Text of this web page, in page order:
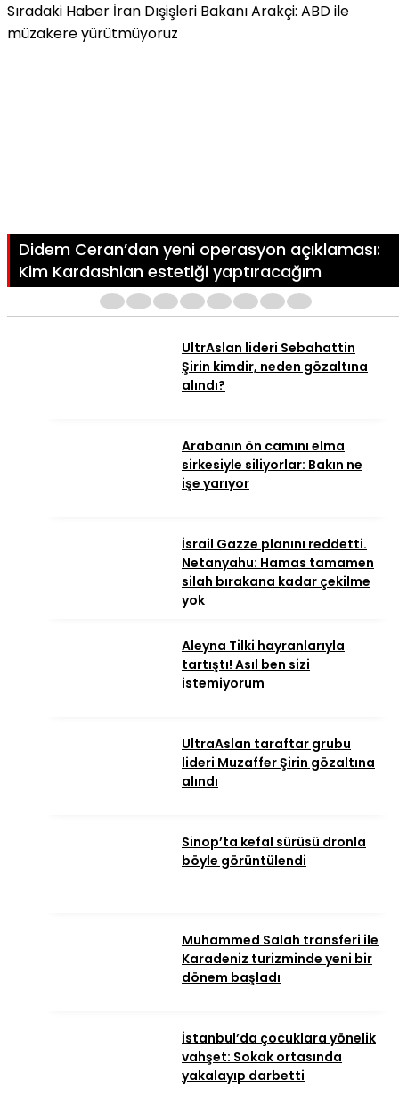
Sıradaki Haber İran Dışişleri Bakanı Arakçi: ABD ile
müzakere yürütmüyoruz
Didem Ceran’dan yeni operasyon açıklaması:
Kim Kardashian estetiği yaptıracağım
UltrAslan lideri Sebahattin
Şirin kimdir, neden gözaltına
alındı?
Arabanın ön camını elma
sirkesiyle siliyorlar: Bakın ne
işe yarıyor
İsrail Gazze planını reddetti.
Netanyahu: Hamas tamamen
silah bırakana kadar çekilme
yok
Aleyna Tilki hayranlarıyla
tartıştı! Asıl ben sizi
istemiyorum
UltraAslan taraftar grubu
lideri Muzaffer Şirin gözaltına
alındı
Sinop’ta kefal sürüsü dronla
böyle görüntülendi
Muhammed Salah transferi ile
Karadeniz turizminde yeni bir
dönem başladı
İstanbul’da çocuklara yönelik
vahşet: Sokak ortasında
yakalayıp darbetti